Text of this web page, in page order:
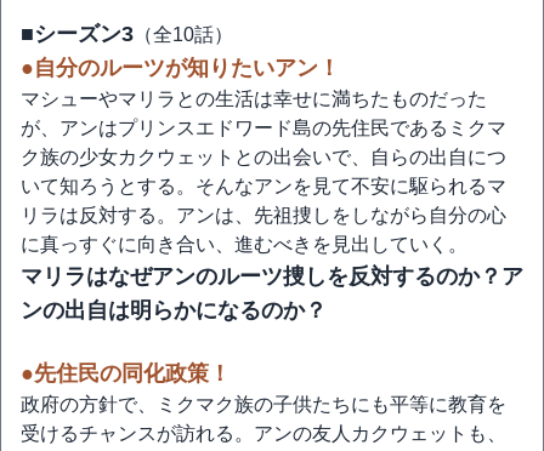
■シーズン3 （全10話）
●自分のルーツが知りたいアン！
マシューやマリラとの生活は幸せに満ちたものだった
が、アンはプリンスエドワード島の先住民であるミクマ
ク族の少女カクウェットとの出会いで、自らの出自につ
いて知ろうとする。そんなアンを見て不安に駆られるマ
リラは反対する。アンは、先祖捜しをしながら自分の心
に真っすぐに向き合い、進むべきを見出していく。
マリラはなぜアンのルーツ捜しを反対するのか？ア
ンの出自は明らかになるのか？
●先住民の同化政策！
政府の方針で、ミクマク族の子供たちにも平等に教育を
受けるチャンスが訪れる。アンの友人カクウェットも、